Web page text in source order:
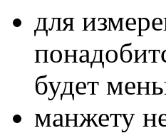
для
будет
манжету